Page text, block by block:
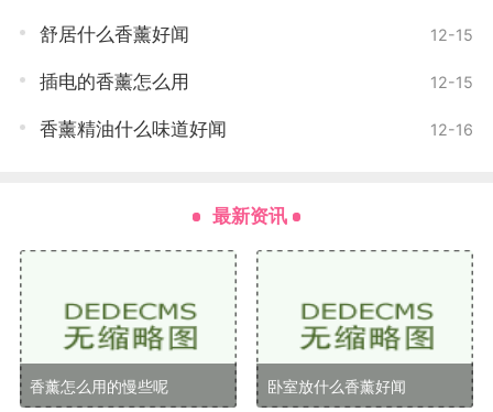
薄荷的清凉感让人倍感清新，尤其是在夏季，薄荷
提神醒脑，非常适合疲惫的驾驶者。
绿茶香气清淡自然，带有一丝淡淡的植物气息。它
不仅让人放松，还能改善车内空气质量，非常适合喜欢
自然气息的人群。
海洋风
海洋风香薰常常带有微盐和清新的感觉，仿佛置身
于海边。这个味道清新自然，可以让人感受到舒适与放
舒居什么香薰好闻 12-15
插电的香薰怎么用 12-15
香薰精油什么味道好闻 12-16
最新资讯
香薰怎么用的慢些呢 卧室放什么香薰好闻